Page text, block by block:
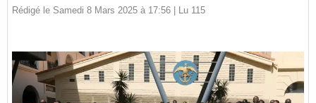
Rédigé le Samedi 8 Mars 2025 à 17:56 | Lu 115